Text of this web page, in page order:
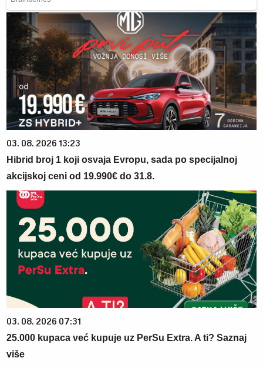
03. 08. 2026 13:23
Hibrid broj 1 koji osvaja Evropu, sada po specijalnoj
akcijskoj ceni od 19.990€ do 31.8.
03. 08. 2026 07:31
25.000 kupaca već kupuje uz PerSu Extra. A ti? Saznaj
više